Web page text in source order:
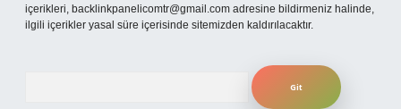
içerikleri, backlinkpanelicomtr@gmail.com adresine bildirmeniz halinde,
ilgili içerikler yasal süre içerisinde sitemizden kaldırılacaktır.